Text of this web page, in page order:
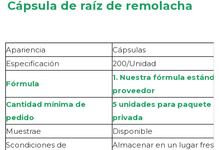
Cápsula de raíz de remolacha
Apariencia
Cápsulas
Especificación
200/Unidad
Fórmula
1. Nuestra fórmula
proveedor
Cantidad mínima de
pedido
5 unidades para paquete
privada
Muestrae
Disponible
Scondiciones de
Almacenar en un lugar